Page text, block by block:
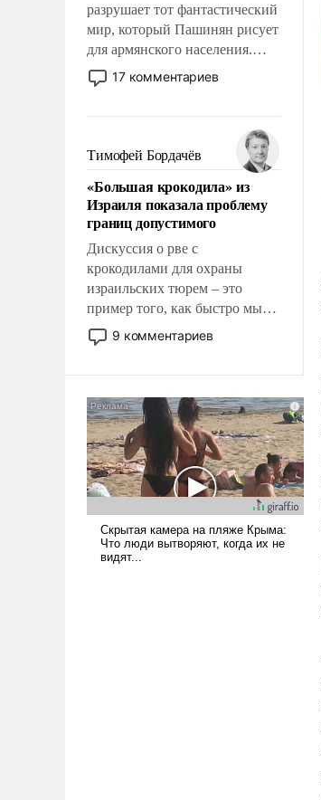
разрушает тот фантастический
мир, который Пашинян рисует
для армянского населения.
Мир, где политические
прожекты будут безусловно
налогоплательщиков и где
Еревану за свои поступки не
нужно отвечать.
17 комментариев
Тимофей Бордачёв
«Большая крокодила» из
Израиля показала проблему
границ допустимого
Дискуссия о рве с
крокодилами для охраны
израильских тюрем – это
пример того, как быстро мы
двигаемся по пути
революционных изменений.
псевдонаучной фантастики,
стало всерьез обсуждаемой
идеей.
9 комментариев